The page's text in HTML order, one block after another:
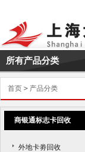
所有产品分类
首页 > 产品分类
商银通标志卡回收
外地卡劵回收